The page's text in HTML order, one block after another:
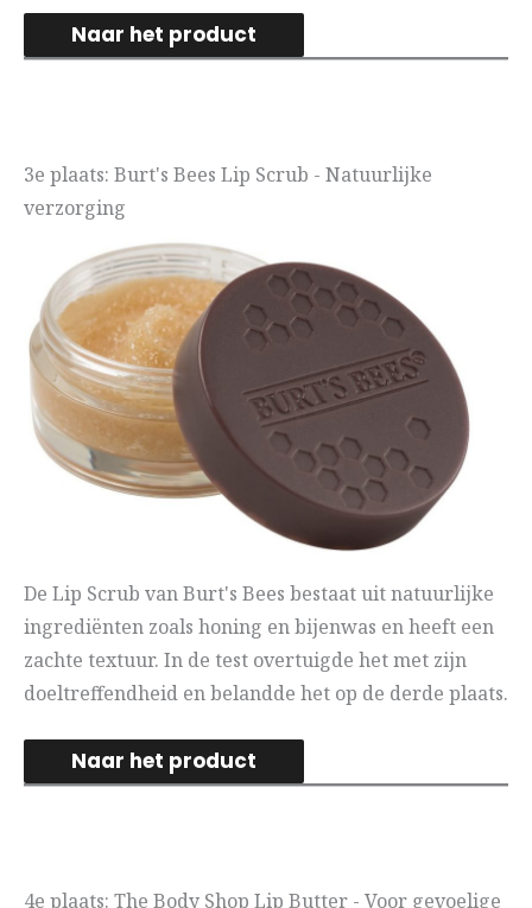
Naar het product
3e plaats: Burt's Bees Lip Scrub - Natuurlijke
verzorging
De Lip Scrub van Burt's Bees bestaat uit natuurlijke
ingrediënten zoals honing en bijenwas en heeft een
zachte textuur. In de test overtuigde het met zijn
doeltreffendheid en belandde het op de derde plaats.
Naar het product
4e plaats: The Body Shop Lip Butter - Voor gevoelige